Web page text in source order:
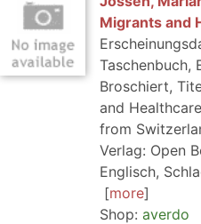
Migrants and
Taschenbuch,
Broschiert,
and
from
Verlag: Open
Englisch,
more
Shop: averdo